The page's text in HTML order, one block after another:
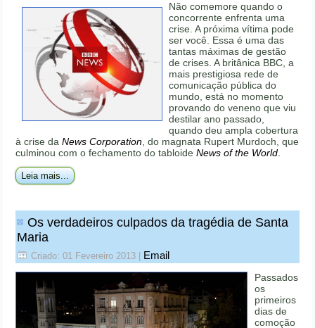
Não comemore quando o
concorrente enfrenta uma
crise. A próxima vítima pode
ser você. Essa é uma das
tantas máximas de gestão
de crises. A britânica BBC, a
mais prestigiosa rede de
comunicação pública do
mundo, está no momento
provando do veneno que viu
destilar ano passado,
quando deu ampla cobertura
à crise daNews Corporation , do magnata Rupert Murdoch, que
culminou com o fechamento do tabloideNews of the World
Leia mais...
Os verdadeiros culpados da tragédia de Santa
Maria
Criado: 01 Fevereiro 2013 Email
Passados
os
primeiros
dias de
comoção